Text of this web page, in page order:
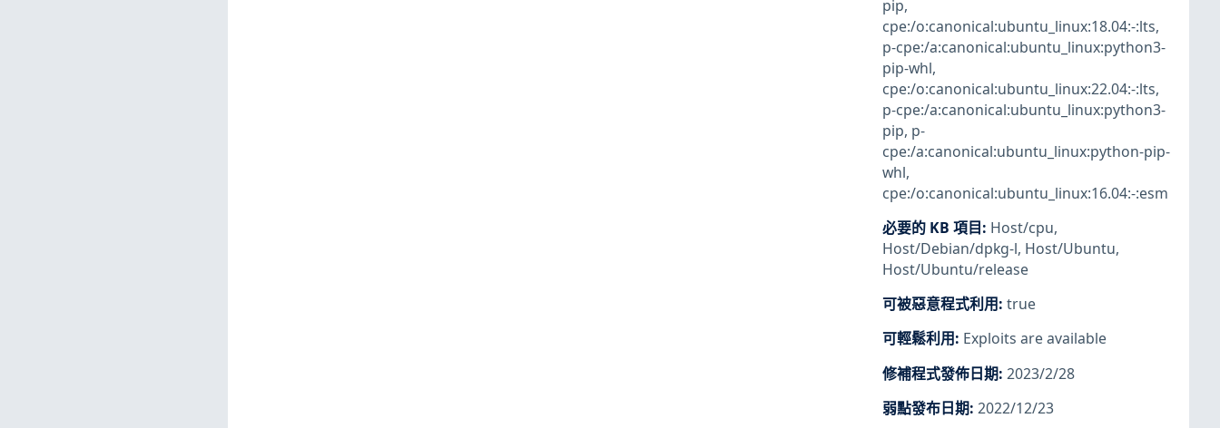
pip,
cpe:/o:canonical:ubuntu_linux:18.04:-:lts,
p-cpe:/a:canonical:ubuntu_linux:python3-
pip-whl,
cpe:/o:canonical:ubuntu_linux:22.04:-:lts,
p-cpe:/a:canonical:ubuntu_linux:python3-
pip, p-
cpe:/a:canonical:ubuntu_linux:python-pip-
whl,
cpe:/o:canonical:ubuntu_linux:16.04:-:esm
必要的 KB 項目: Host/cpu,
Host/Debian/dpkg-l, Host/Ubuntu,
Host/Ubuntu/release
可被惡意程式利用: true
可輕鬆利用: Exploits are available
修補程式發佈日期: 2023/2/28
弱點發布日期: 2022/12/23